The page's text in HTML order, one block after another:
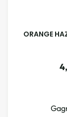
ORANGE